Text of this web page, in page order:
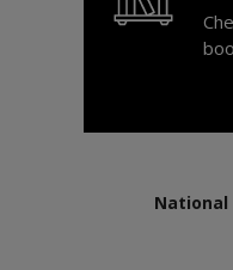
National